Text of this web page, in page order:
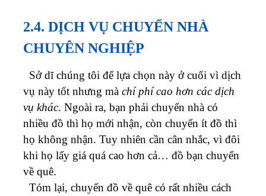
2.4. DỊCH VỤ CHUYỂN NHÀ
CHUYÊN NGHIỆP
Sở dĩ chúng tôi để lựa chọn này ở cuối vì dịch
vụ này tốt nhưng mà chí phí cao hơn các dịch
vụ khác. Ngoài ra, bạn phải chuyển nhà có
nhiều đồ thì họ mới nhận, còn chuyển ít đồ thì
họ không nhận. Tuy nhiên cần cân nhắc, vì đôi
khi họ lấy giá quá cao hơn cả… đồ bạn chuyển
về quê.
Tóm lại, chuyển đồ về quê có rất nhiều cách